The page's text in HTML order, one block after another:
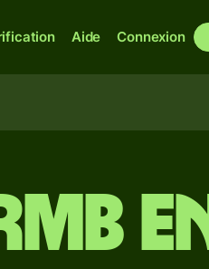
Aide Connexion
en